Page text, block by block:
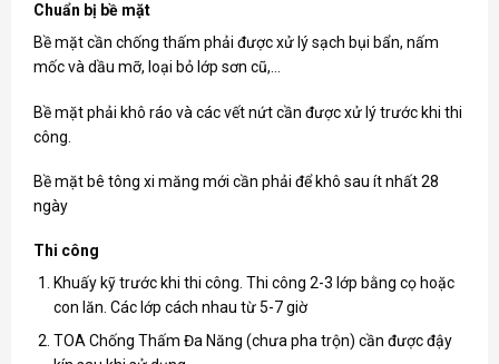
Chuẩn bị bề mặt
Bề mặt cần chống thấm phải được xử lý sạch bụi bẩn, nấm
mốc và dầu mỡ, loại bỏ lớp sơn cũ,…
Bề mặt phải khô ráo và các vết nứt cần được xử lý trước khi thi
công.
Bề mặt bê tông xi măng mới cần phải để khô sau ít nhất 28
ngày
Thi công
Khuấy kỹ trước khi thi công. Thi công 2-3 lớp bằng cọ hoặc
con lăn. Các lớp cách nhau từ 5-7 giờ
TOA Chống Thấm Đa Năng (chưa pha trộn) cần được đậy